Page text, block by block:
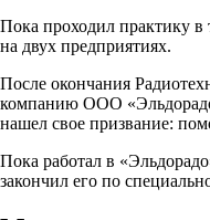
Пока проходил практику в
на двух предприятиях.
После окончания
компанию ООО
нашел свое призвание:
Пока работал в
закончил его по